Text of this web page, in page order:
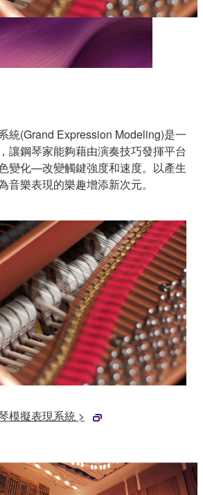
統(Grand Expression Modeling)是一
讓鋼琴家能夠藉由演奏技巧發揮平台
變化—改變觸鍵強度和速度。以產生
音樂表現的樂趣增添新次元。
模擬表現系統 >